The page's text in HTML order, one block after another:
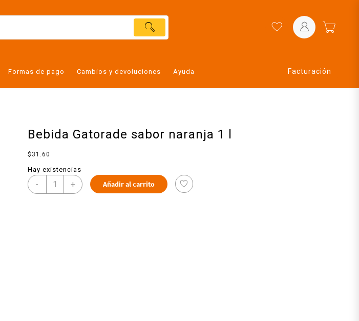
Formas de pago Cambios y devoluciones Ayuda Facturación
Bebida Gatorade sabor naranja 1 l
$ 31.60
Hay existencias
- + Añadir al carrito